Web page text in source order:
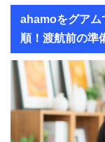
ahamoをグアム
順！渡航前の準